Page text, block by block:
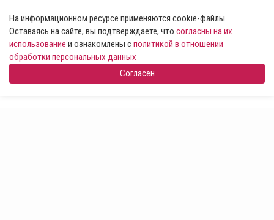
На информационном ресурсе применяются cookie-файлы .
Оставаясь на сайте, вы подтверждаете, что согласны на их
использование и ознакомлены сполитикой в отношении
обработки персональных данных
Согласен